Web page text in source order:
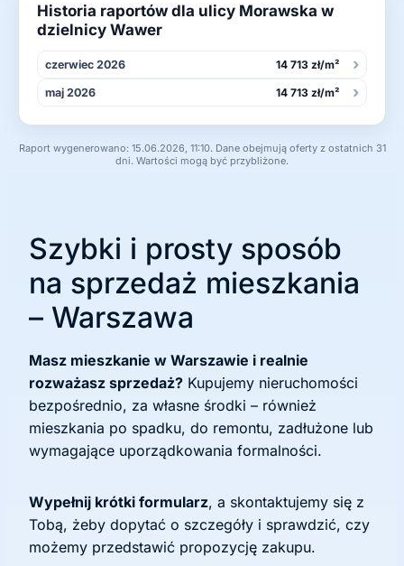
Historia raportów dla ulicy Morawska w
dzielnicy Wawer
czerwiec 2026 14 713 zł/m² ›
maj 2026 14 713 zł/m² ›
Raport wygenerowano: 15.06.2026, 11:10. Dane obejmują oferty z ostatnich 31
dni. Wartości mogą być przybliżone.
Szybki i prosty sposób
na sprzedaż mieszkania
– Warszawa
Masz mieszkanie w Warszawie i realnie
rozważasz sprzedaż? Kupujemy nieruchomości
bezpośrednio, za własne środki – również
mieszkania po spadku, do remontu, zadłużone lub
wymagające uporządkowania formalności.
Wypełnij krótki formularz, a skontaktujemy się z
Tobą, żeby dopytać o szczegóły i sprawdzić, czy
możemy przedstawić propozycję zakupu.